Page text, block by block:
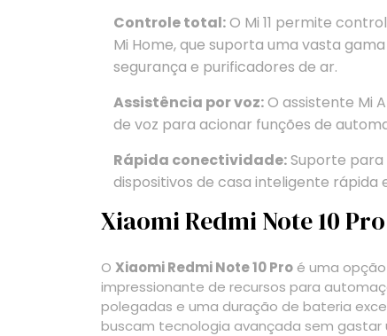
Controle total:O Mi 11 permite
Mi Home, que suporta uma vasta
segurança e purificadores de ar.
Assistência por voz:O assistente Mi
de voz para acionar funções de
Rápida conectividade:Suporte para
dispositivos de casa inteligente rápida
Xiaomi Redmi Note 10 Pro
O Xiaomi Redmi Note 10 Pro é uma
impressionante de recursos para
polegadas e uma duração de bateria
buscam tecnologia avançada sem gastar